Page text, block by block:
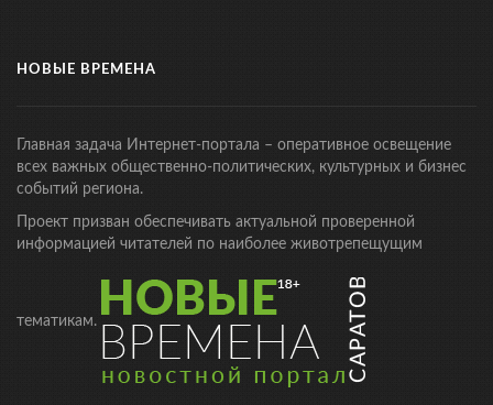
НОВЫЕ ВРЕМЕНА
Главная задача Интернет-портала – оперативное освещение
всех важных общественно-политических, культурных и бизнес
событий региона.
Проект призван обеспечивать актуальной проверенной
информацией читателей по наиболее животрепещущим
тематикам.